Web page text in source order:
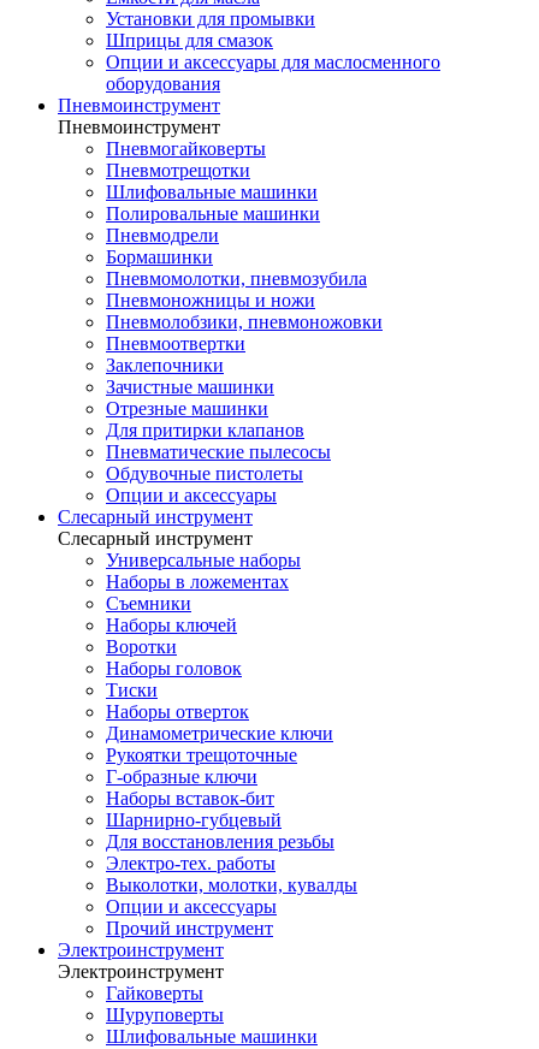
Установки для промывки
Шприцы для смазок
Опции и аксессуары для маслосменного
оборудования
Пневмоинструмент
Пневмоинструмент
Пневмогайковерты
Пневмотрещотки
Шлифовальные машинки
Полировальные машинки
Пневмодрели
Бормашинки
Пневмомолотки, пневмозубила
Пневмоножницы и ножи
Пневмолобзики, пневмоножовки
Пневмоотвертки
Заклепочники
Зачистные машинки
Отрезные машинки
Для притирки клапанов
Пневматические пылесосы
Обдувочные пистолеты
Опции и аксессуары
Слесарный инструмент
Слесарный инструмент
Универсальные наборы
Наборы в ложементах
Съемники
Наборы ключей
Воротки
Наборы головок
Тиски
Наборы отверток
Динамометрические ключи
Рукоятки трещоточные
Г-образные ключи
Наборы вставок-бит
Шарнирно-губцевый
Для восстановления резьбы
Электро-тех. работы
Выколотки, молотки, кувалды
Опции и аксессуары
Прочий инструмент
Электроинструмент
Электроинструмент
Гайковерты
Шуруповерты
Шлифовальные машинки